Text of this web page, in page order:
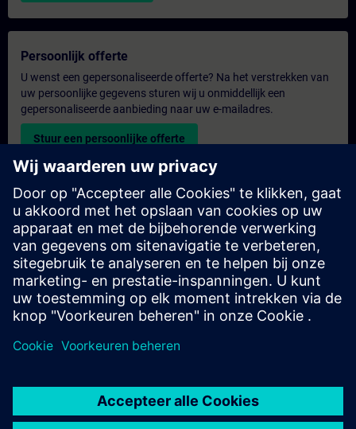
Persoonlijk offerte
U wenst een gepersonaliseerde offerte? Na het verstrekken van
uw persoonlijke gegevens sturen wij u onmiddellijk een
gepersonaliseerde aanbieding naar uw e-mailadres.
Stuur een persoonlijke offerte
Aanvraag voor een exclusieve training
Heeft u een uitgebreidere trainingsbehoefte en wilt u een offerte
voor exclusieve training – op locatie, virtueel of in een SITRAIN-
trainingscentrum? Bezorg ons u uw persoonlijke gegevens en
uw trainingsbehoeften en u ontvangt van ons een offerte voor
een exclusieve training.
Exclusieve offerte aanvragen